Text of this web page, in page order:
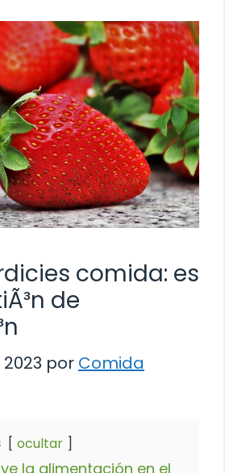
comida: es
de
por Comida
ocultar
la alimentación en el